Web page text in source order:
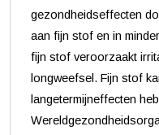
gezondheidseffecten
aan fijn stof en in
fijn stof veroorzaakt
longweefsel. Fijn stof
langetermijneffecten